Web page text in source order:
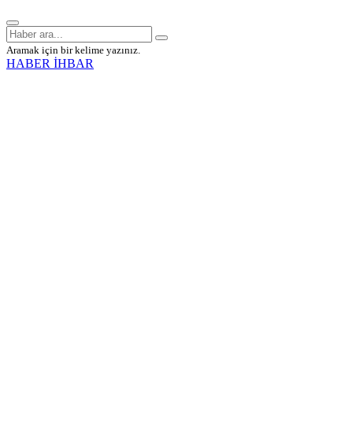
Aramak için bir kelime yazınız.
HABER İHBAR